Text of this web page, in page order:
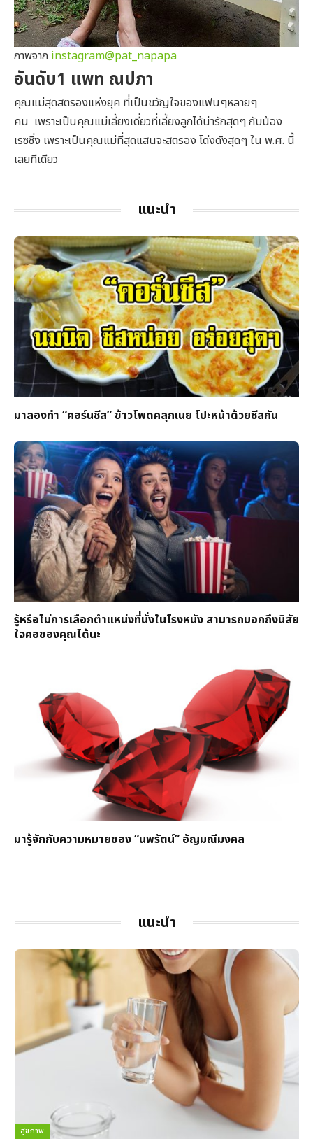
ภาพจาก instagram@pat_napapa
อันดับ1 แพท ณปภา
คุณแม่สุดสตรองแห่งยุค ที่เป็นขวัญใจของแฟนๆหลายๆ
คน เพราะเป็นคุณแม่เลี้ยงเดี่ยวที่เลี้ยงลูกได้น่ารักสุดๆ กับน้อง
เรซซิ่ง เพราะเป็นคุณแม่ที่สุดแสนจะสตรอง โด่งดังสุดๆ ใน พ.ศ. นี้
เลยทีเดียว
แนะนำ
มาลองทำ “คอร์นชีส” ข้าวโพดคลุกเนย โปะหน้าด้วยชีสกัน
รู้หรือไม่การเลือกตำแหน่งที่นั่งในโรงหนัง สามารถบอกถึงนิสัย
ใจคอของคุณได้นะ
มารู้จักกับความหมายของ “นพรัตน์” อัญมณีมงคล
แนะนำ
สุขภาพ